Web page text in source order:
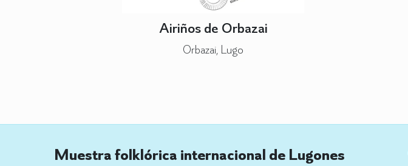
Airiños de Orbazai
Orbazai, Lugo
Muestra folklórica internacional de Lugones